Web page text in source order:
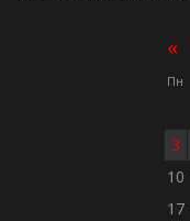
«
Пн
3
10
17